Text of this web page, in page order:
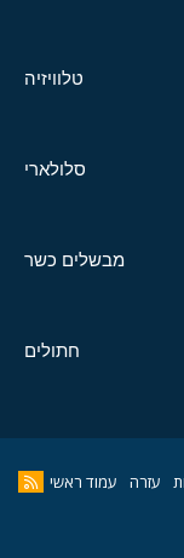
טלוויזיה
סלולארי
מבשלים כשר
חתולים
עזרה עמוד ראשי